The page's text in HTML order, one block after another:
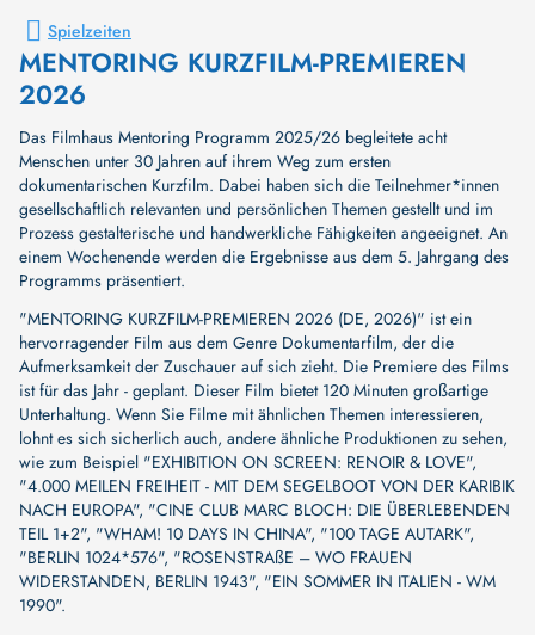
Spielzeiten
MENTORING KURZFILM-PREMIEREN
2026
Das Filmhaus Mentoring Programm 2025/26 begleitete acht
Menschen unter 30 Jahren auf ihrem Weg zum ersten
dokumentarischen Kurzfilm. Dabei haben sich die Teilnehmer*innen
gesellschaftlich relevanten und persönlichen Themen gestellt und im
Prozess gestalterische und handwerkliche Fähigkeiten angeeignet. An
einem Wochenende werden die Ergebnisse aus dem 5. Jahrgang des
Programms präsentiert.
"MENTORING KURZFILM-PREMIEREN 2026 (DE, 2026)" ist ein
hervorragender Film aus dem Genre Dokumentarfilm, der die
Aufmerksamkeit der Zuschauer auf sich zieht. Die Premiere des Films
ist für das Jahr - geplant. Dieser Film bietet 120 Minuten großartige
Unterhaltung. Wenn Sie Filme mit ähnlichen Themen interessieren,
lohnt es sich sicherlich auch, andere ähnliche Produktionen zu sehen,
wie zum Beispiel "EXHIBITION ON SCREEN: RENOIR & LOVE",
"4.000 MEILEN FREIHEIT - MIT DEM SEGELBOOT VON DER KARIBIK
NACH EUROPA", "CINE CLUB MARC BLOCH: DIE ÜBERLEBENDEN
TEIL 1+2", "WHAM! 10 DAYS IN CHINA", "100 TAGE AUTARK",
"BERLIN 1024*576", "ROSENSTRAßE – WO FRAUEN
WIDERSTANDEN, BERLIN 1943", "EIN SOMMER IN ITALIEN - WM
1990".